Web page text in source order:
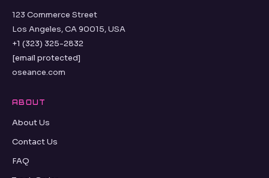
123 Commerce Street
Los Angeles, CA 90015, USA
+1 (323) 325-2832
[email protected]
oseance.com
ABOUT
About Us
Contact Us
FAQ